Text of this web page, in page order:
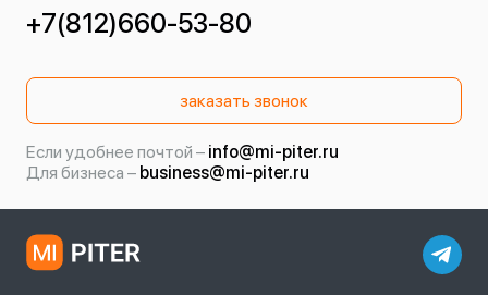
+7(812)660-53-80
заказать звонок
Если удобнее почтой – info@mi-piter.ru
Для бизнеса – business@mi-piter.ru